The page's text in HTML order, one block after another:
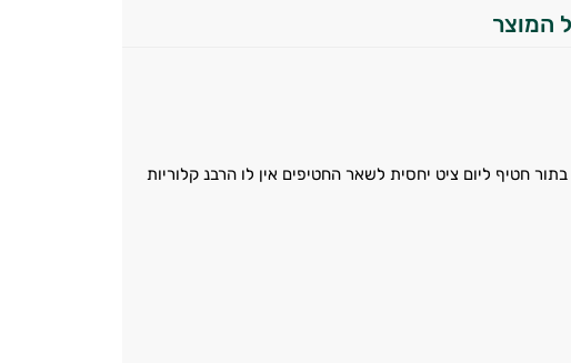
המוצר
חטיף ליום ציט יחסית לשאר החטיפים אין לו הרבנ קלוריות